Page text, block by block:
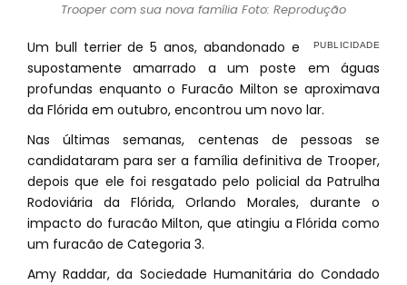
Trooper com sua nova família Foto: Reprodução
Um bull terrier de 5 anos, abandonado e
supostamente amarrado a um poste em águas
profundas enquanto o Furacão Milton se aproximava
da Flórida em outubro, encontrou um novo lar.
Nas últimas semanas, centenas de pessoas se
candidataram para ser a família definitiva de Trooper,
depois que ele foi resgatado pelo policial da Patrulha
Rodoviária da Flórida, Orlando Morales, durante o
impacto do furacão Milton, que atingiu a Flórida como
um furacão de Categoria 3.
Amy Raddar, da Sociedade Humanitária do Condado